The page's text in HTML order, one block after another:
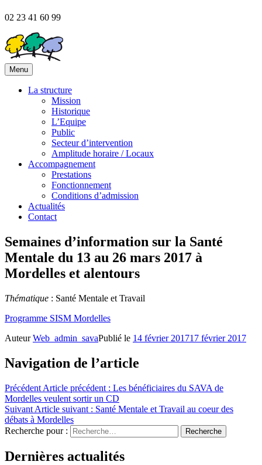
02 23 41 60 99
Menu
La structure
Mission
Historique
L’Equipe
Public
Secteur d’intervention
Amplitude horaire / Locaux
Accompagnement
Prestations
Fonctionnement
Conditions d’admission
Actualités
Contact
Semaines d’information sur la Santé
Mentale du 13 au 26 mars 2017 à
Mordelles et alentours
Thématique : Santé Mentale et Travail
Programme SISM Mordelles
AuteurWeb_admin_savaPublié le 14 février 201717 février 2017
Navigation de l’article
Précédent Article précédent : Les bénéficiaires du SAVA de
Mordelles veulent sortir un CD
Suivant Article suivant : Santé Mentale et Travail au coeur des
débats à Mordelles
Recherche pour :
Recherche
Dernières actualités